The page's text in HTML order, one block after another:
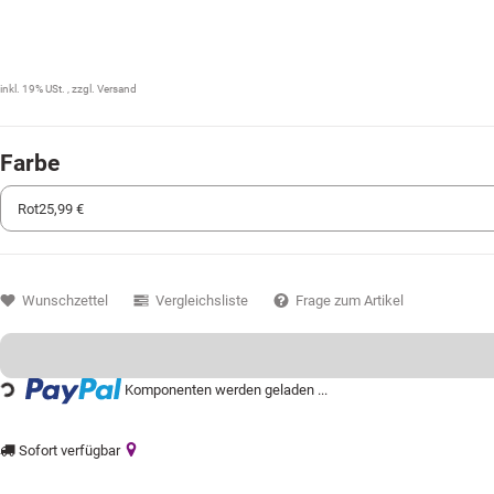
inkl. 19% USt. , zzgl. Versand
Farbe
Komponenten werden geladen ...
Sofort verfügbar
Wunschzettel Vergleichsliste Frage zum Artikel